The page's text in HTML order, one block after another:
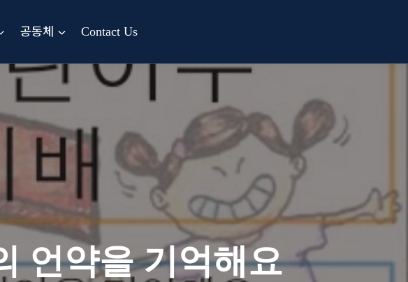
공동체 Contact Us
언약을 기억해요